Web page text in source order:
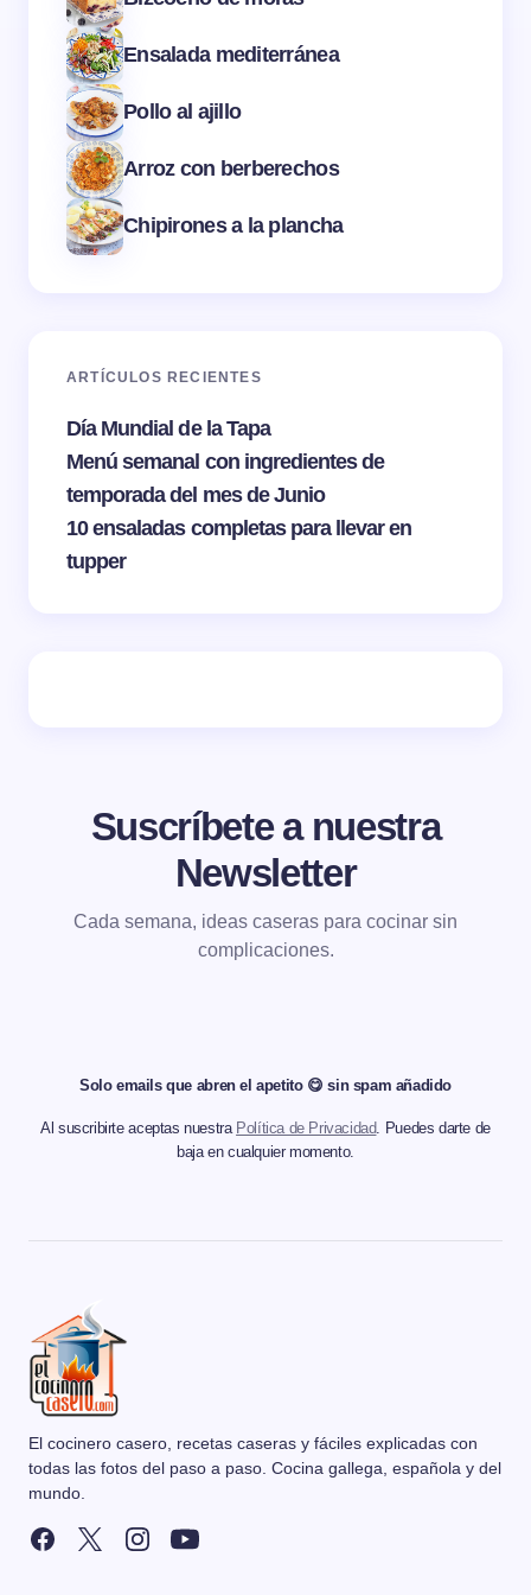
Ensalada mediterránea
Pollo al ajillo
Arroz con berberechos
Chipirones a la plancha
ARTÍCULOS RECIENTES
Día Mundial de la Tapa
Menú semanal con ingredientes de
temporada del mes de Junio
10 ensaladas completas para llevar en
tupper
Suscríbete a nuestra
Newsletter
Cada semana, ideas caseras para cocinar sin
complicaciones.
Solo emails que abren el apetito 😋 sin spam añadido
Al suscribirte aceptas nuestra Política de Privacidad. Puedes darte de
baja en cualquier momento.
El cocinero casero, recetas caseras y fáciles explicadas con
todas las fotos del paso a paso. Cocina gallega, española y del
mundo.